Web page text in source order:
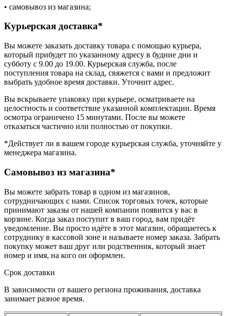
• самовывоз из магазина;
Курьерская доставка*
Вы можете заказать доставку товара с помощью курьера,
который прибудет по указанному адресу в будние дни и
субботу с 9.00 до 19.00. Курьерская служба, после
поступления товара на склад, свяжется с вами и предложит
выбрать удобное время доставки. Уточнит адрес.
Вы вскрываете упаковку при курьере, осматриваете на
целостность и соответствие указанной комплектации. Время
осмотра ограничено 15 минутами. После вы можете
отказаться частично или полностью от покупки.
*Действует ли в вашем городе курьерская служба, уточняйте у
менеджера магазина.
Самовывоз из магазина*
Вы можете забрать товар в одном из магазинов,
сотрудничающих с нами. Список торговых точек, которые
принимают заказы от нашей компании появится у вас в
корзине. Когда заказ поступит в ваш город, вам придёт
уведомление. Вы просто идёте в этот магазин, обращаетесь к
сотруднику в кассовой зоне и называете номер заказа. Забрать
покупку может ваш друг или родственник, который знает
номер и имя, на кого он оформлен.
Срок доставки
В зависимости от вашего региона проживания, доставка
занимает разное время.